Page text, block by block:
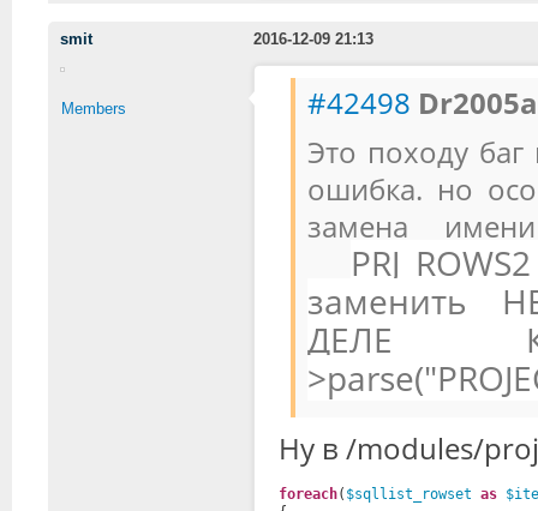
smit 2016-12-09 21:13
Members #42498
Это походу
ошибка. но
замена
заменить
ДЕЛЕ
Ну в /modules/
foreach( $sqllist_rowset as